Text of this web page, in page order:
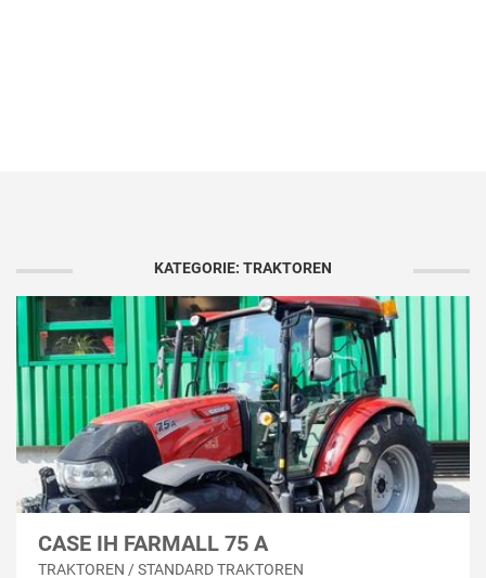
KATEGORIE: TRAKTOREN
CASE IH FARMALL 75 A
TRAKTOREN / STANDARD TRAKTOREN